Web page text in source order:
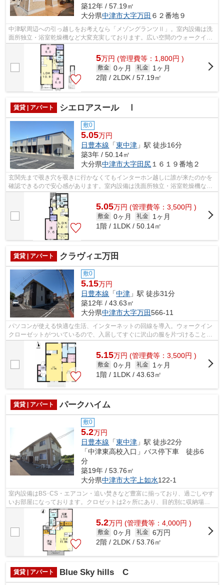
築12年 / 57.19㎡
大分県中津市大字万田 ６２番地９
中津駅周辺への引っ越しをお考えなら「メゾングランツⅡ」。室内設備は洗
面所独立・浴室乾燥機など大変充実しております。広い空間のウォークイン
クロゼットがあり、衣類の管理が楽にで...
5万円 (管理費等：1,800円 )
敷金 0ヶ月 礼金
1ヶ月
2階 / 2LDK / 57.19㎡
賃貸 | アパート シエロアスール Ⅰ
敷0
5.05万円
日豊本線 「東中津 」駅 徒歩16分
築3年 / 50.14㎡
大分県中津市大字田尻１６１９番地２
玄関先まで覗き穴を覗きに行かなくてもインターホン越しに誰が来たのかを
確認できるので安心感があります。室内設備は洗面所独立・浴室乾燥機など
充実した設備を備え付けています。収...
5.05万円 (管理費等：3,500円 )
敷金 0ヶ月 礼金
1ヶ月
1階 / 1LDK / 50.14㎡
賃貸 | アパート クラヴィエ万田
敷0
5.15万円
日豊本線 「中津 」駅 徒歩31分
築12年 / 43.63㎡
大分県中津市大字万田566-11
パソコンが使える快適な生活、インターネットの回線を導入。ウォークイン
クローゼットがついているので、入居してすぐに沢山の服を片づけることが
できます。駐2台可なので、2台目の車...
5.15万円 (管理費等：3,500円 )
敷金 0ヶ月 礼金
1ヶ月
1階 / 1LDK / 43.63㎡
賃貸 | アパート パークハイム
敷0
5.2万円
日豊本線 「東中津 」駅 徒歩22分
「中津東高校入口」バス停下車 徒歩6
分
築19年 / 53.76㎡
大分県中津市大字上如水122-1
室内設備はBS･CS・エアコン・追い焚きなど豊富に揃っており、過ごしやす
いお部屋になっております。クロゼットは2ヶ所にあり、目的別に収納場所
を使い分けられます。53.76平米のお部屋...
5.2万円 (管理費等：4,000円 )
敷金 0ヶ月 礼金 6万円
2階 / 2LDK / 53.76㎡
賃貸 | アパート Blue Sky hills C